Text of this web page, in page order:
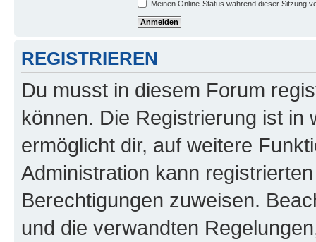
Meinen Online-Status während dieser Sitzung
REGISTRIEREN
Du musst in diesem Forum
können. Die Registrierung ist in
ermöglicht dir, auf weitere
Administration kann
Berechtigungen zuweisen.
und die verwandten